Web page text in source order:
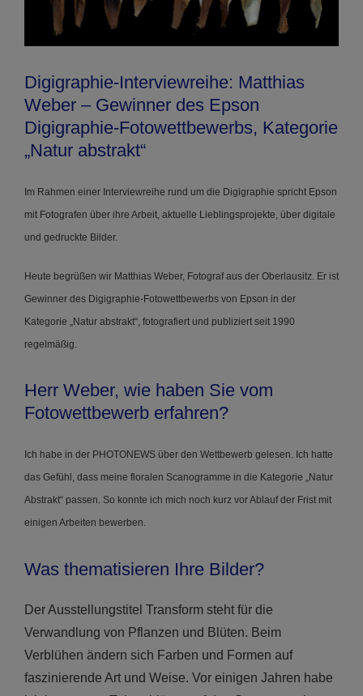
Digigraphie-Interviewreihe: Matthias
Weber – Gewinner des Epson
Digigraphie-Fotowettbewerbs, Kategorie
„Natur abstrakt“
Im Rahmen einer Interviewreihe rund um die Digigraphie spricht Epson
mit Fotografen über ihre Arbeit, aktuelle Lieblingsprojekte, über digitale
und gedruckte Bilder.
Heute begrüßen wir Matthias Weber, Fotograf aus der Oberlausitz. Er ist
Gewinner des Digigraphie-Fotowettbewerbs von Epson in der
Kategorie „Natur abstrakt“, fotografiert und publiziert seit 1990
regelmäßig.
Herr Weber, wie haben Sie vom
Fotowettbewerb erfahren?
Ich habe in der PHOTONEWS über den Wettbewerb gelesen. Ich hatte
das Gefühl, dass meine floralen Scanogramme in die Kategorie „Natur
Abstrakt“ passen. So konnte ich mich noch kurz vor Ablauf der Frist mit
einigen Arbeiten bewerben.
Was thematisieren Ihre Bilder?
Der Ausstellungstitel Transform steht für die
Verwandlung von Pflanzen und Blüten. Beim
Verblühen ändern sich Farben und Formen auf
faszinierende Art und Weise. Vor einigen Jahren habe